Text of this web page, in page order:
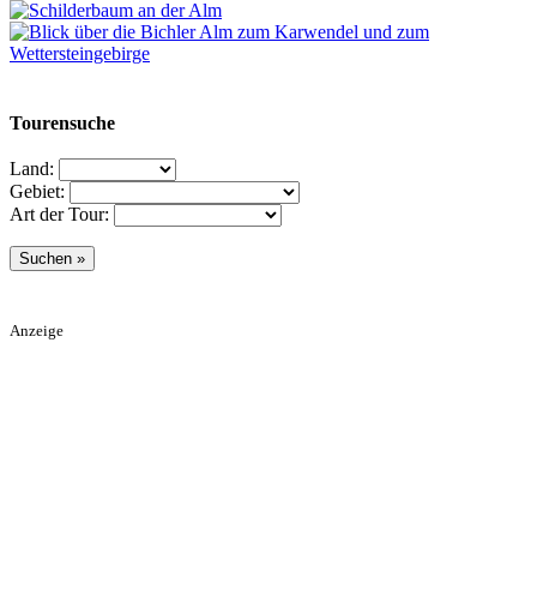
Tourensuche
Land:
Gebiet:
Art der Tour:
Anzeige